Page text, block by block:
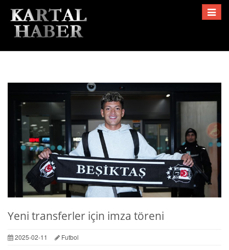
Toggle
Yeni transferler için imza töreni
2025-02-11 Futbol